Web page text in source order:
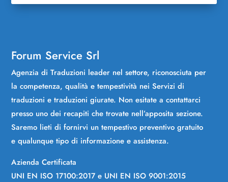
Forum Service Srl
Agenzia di Traduzioni leader nel settore, riconosciuta per
la competenza, qualità e tempestività nei Servizi di
traduzioni e traduzioni giurate. Non esitate a contattarci
presso uno dei recapiti che trovate nell’apposita sezione.
Saremo lieti di fornirvi un tempestivo preventivo gratuito
e qualunque tipo di informazione e assistenza.
Azienda Certificata
UNI EN ISO 17100:2017 e UNI EN ISO 9001:2015